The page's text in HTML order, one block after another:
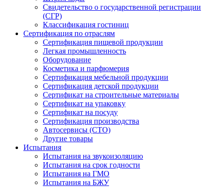
Свидетельство о государственной регистрации
(СГР)
Классификация гостиниц
Сертификация по отраслям
Сертификация пищевой продукции
Легкая промышленность
Оборудование
Косметика и парфюмерия
Сертификация мебельной продукции
Сертификация детской продукции
Сертификат на строительные материалы
Сертификат на упаковку
Сертификат на посуду
Сертификация производства
Автосервисы (СТО)
Другие товары
Испытания
Испытания на звукоизоляцию
Испытания на срок годности
Испытания на ГМО
Испытания на БЖУ